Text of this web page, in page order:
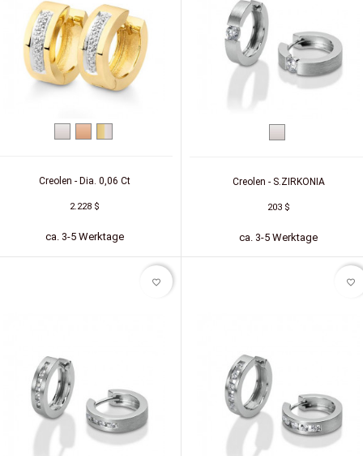
Weißgold
Rotgold
Creolen - Dia. 0,06 Ct
2.228 $
ca. 3-5 Werktage
Creolen - S.ZIRKONIA
203 $
ca. 3-5 Werktage
favorite_border favorite_border